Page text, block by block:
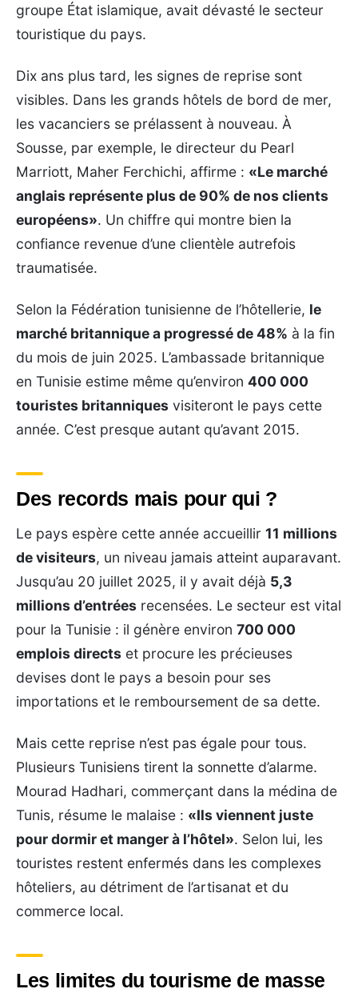
groupe État islamique, avait dévasté le secteur
touristique du pays.
Dix ans plus tard, les signes de reprise sont
visibles. Dans les grands hôtels de bord de mer,
les vacanciers se prélassent à nouveau. À
Sousse, par exemple, le directeur du Pearl
Marriott, Maher Ferchichi, affirme : «Le marché
anglais représente plus de 90% de nos clients
européens». Un chiffre qui montre bien la
confiance revenue d’une clientèle autrefois
traumatisée.
Selon la Fédération tunisienne de l’hôtellerie, le
marché britannique a progressé de 48% à la fin
du mois de juin 2025. L’ambassade britannique
en Tunisie estime même qu’environ 400 000
touristes britanniques visiteront le pays cette
année. C’est presque autant qu’avant 2015.
Des records mais pour qui ?
Le pays espère cette année accueillir 11 millions
de visiteurs, un niveau jamais atteint auparavant.
Jusqu’au 20 juillet 2025, il y avait déjà 5,3
millions d’entrées recensées. Le secteur est vital
pour la Tunisie : il génère environ 700 000
emplois directs et procure les précieuses
devises dont le pays a besoin pour ses
importations et le remboursement de sa dette.
Mais cette reprise n’est pas égale pour tous.
Plusieurs Tunisiens tirent la sonnette d’alarme.
Mourad Hadhari, commerçant dans la médina de
Tunis, résume le malaise : «Ils viennent juste
pour dormir et manger à l’hôtel». Selon lui, les
touristes restent enfermés dans les complexes
hôteliers, au détriment de l’artisanat et du
commerce local.
Les limites du tourisme de masse